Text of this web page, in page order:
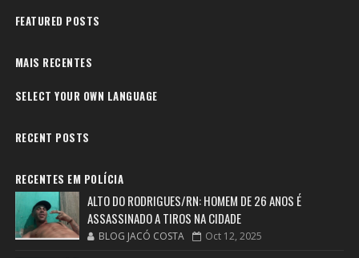
FEATURED POSTS
MAIS RECENTES
SELECT YOUR OWN LANGUAGE
RECENT POSTS
RECENTES EM POLÍCIA
ALTO DO RODRIGUES/RN: HOMEM DE 26 ANOS É
ASSASSINADO A TIROS NA CIDADE
BLOG JACÓ COSTA Oct 12, 2025